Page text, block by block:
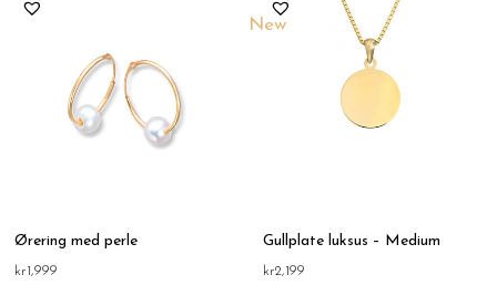
Ørering med perle
kr1,999
New
Gullplate luksus – Medium
kr2,199